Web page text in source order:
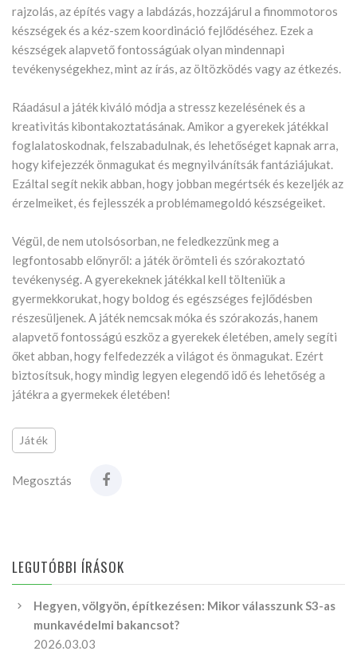
rajzolás, az építés vagy a labdázás, hozzájárul a finommotoros
készségek és a kéz-szem koordináció fejlődéséhez. Ezek a
készségek alapvető fontosságúak olyan mindennapi
tevékenységekhez, mint az írás, az öltözködés vagy az étkezés.
Ráadásul a játék kiváló módja a stressz kezelésének és a
kreativitás kibontakoztatásának. Amikor a gyerekek játékkal
foglalatoskodnak, felszabadulnak, és lehetőséget kapnak arra,
hogy kifejezzék önmagukat és megnyilvánítsák fantáziájukat.
Ezáltal segít nekik abban, hogy jobban megértsék és kezeljék az
érzelmeiket, és fejlesszék a problémamegoldó készségeiket.
Végül, de nem utolsósorban, ne feledkezzünk meg a
legfontosabb előnyről: a játék örömteli és szórakoztató
tevékenység. A gyerekeknek játékkal kell tölteniük a
gyermekkorukat, hogy boldog és egészséges fejlődésben
részesüljenek. A játék nemcsak móka és szórakozás, hanem
alapvető fontosságú eszköz a gyerekek életében, amely segíti
őket abban, hogy felfedezzék a világot és önmagukat. Ezért
biztosítsuk, hogy mindig legyen elegendő idő és lehetőség a
játékra a gyermekek életében!
Játék
Megosztás
LEGUTÓBBI ÍRÁSOK
Hegyen, völgyön, építkezésen: Mikor válasszunk S3-as
munkavédelmi bakancsot?
2026.03.03